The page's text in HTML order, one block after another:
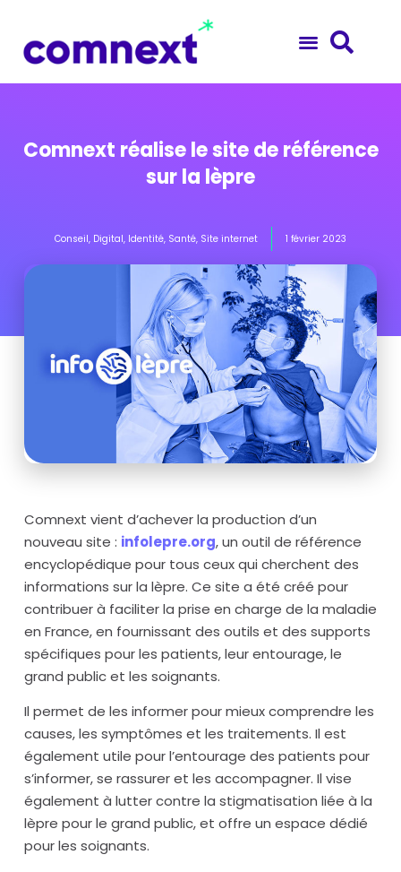
Comnext réalise le site de référence
sur la lèpre
Conseil, Digital, Identité, Santé, Site internet 1 février 2023
Comnext vient d’achever la production d’un
nouveau site : infolepre.org, un outil de référence
encyclopédique pour tous ceux qui cherchent des
informations sur la lèpre. Ce site a été créé pour
contribuer à faciliter la prise en charge de la maladie
en France, en fournissant des outils et des supports
spécifiques pour les patients, leur entourage, le
grand public et les soignants.
Il permet de les informer pour mieux comprendre les
causes, les symptômes et les traitements. Il est
également utile pour l’entourage des patients pour
s’informer, se rassurer et les accompagner. Il vise
également à lutter contre la stigmatisation liée à la
lèpre pour le grand public, et offre un espace dédié
pour les soignants.